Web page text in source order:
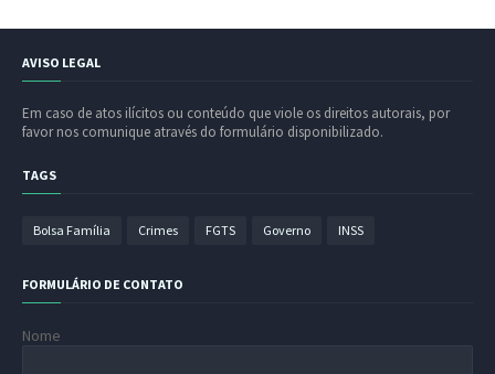
AVISO LEGAL
Em caso de atos ilícitos ou conteúdo que viole os direitos autorais, por
favor nos comunique através do formulário disponibilizado.
TAGS
Bolsa Família Crimes FGTS Governo INSS
FORMULÁRIO DE CONTATO
Nome